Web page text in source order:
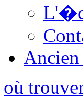
Ancien
où